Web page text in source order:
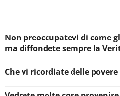
Non preoccupatevi di come
ma diffondete sempre la
Che vi ricordiate delle